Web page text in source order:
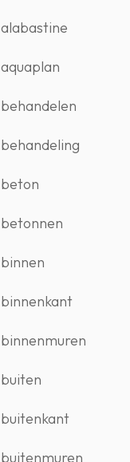
alabastine
aquaplan
behandelen
behandeling
beton
betonnen
binnen
binnenkant
binnenmuren
buiten
buitenkant
buitenmuren